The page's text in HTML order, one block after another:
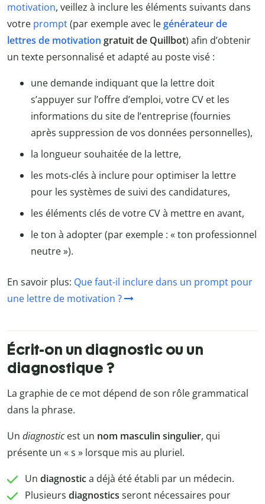
motivation, veillez à inclure les éléments suivants dans
votre prompt(par exemple avec legénérateur de
lettres de motivation gratuit de Quillbot) afin d’obtenir
un texte personnalisé et adapté au poste visé :
une demande indiquant que la lettre doit
s’appuyer sur l’offre d’emploi, votre CV et les
informations du site de l’entreprise (fournies
après suppression de vos données personnelles),
la longueur souhaitée de la lettre,
les mots-clés à inclure pour optimiser la lettre
pour les systèmes de suivi des candidatures,
les éléments clés de votre CV à mettre en avant,
le ton à adopter (par exemple : « ton professionnel
neutre »).
En savoir plus: Que faut-il inclure dans un prompt pour
une lettre de motivation ?
Écrit-on un diagnostic ou un
diagnostique ?
La graphie de ce mot dépend de son rôle grammatical
dans la phrase.
Un diagnosticest un nom masculin singulier, qui
présente un « s » lorsque mis au pluriel.
Un diagnostica déjà été établi par un médecin.
Plusieurs diagnostics seront nécessaires pour